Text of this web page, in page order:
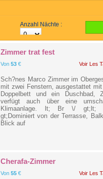
Anzahl Nächte :
Zimmer trat fest
Von 53 € Voir Les
Sch?nes Marco Zimmer im
mit zwei Fenstern, ausgestattet
Doppelbett und ein Duschbad,
verfügt auch über eine
Klimaanlage. lt; Br \/
gt;Dominiert von der Terrasse,
Blick auf
Cherafa-Zimmer
Von 55 € Voir Les